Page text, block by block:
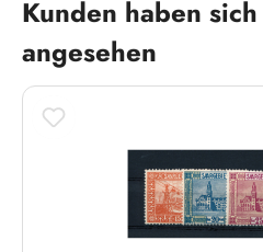
Kunden haben
angesehen